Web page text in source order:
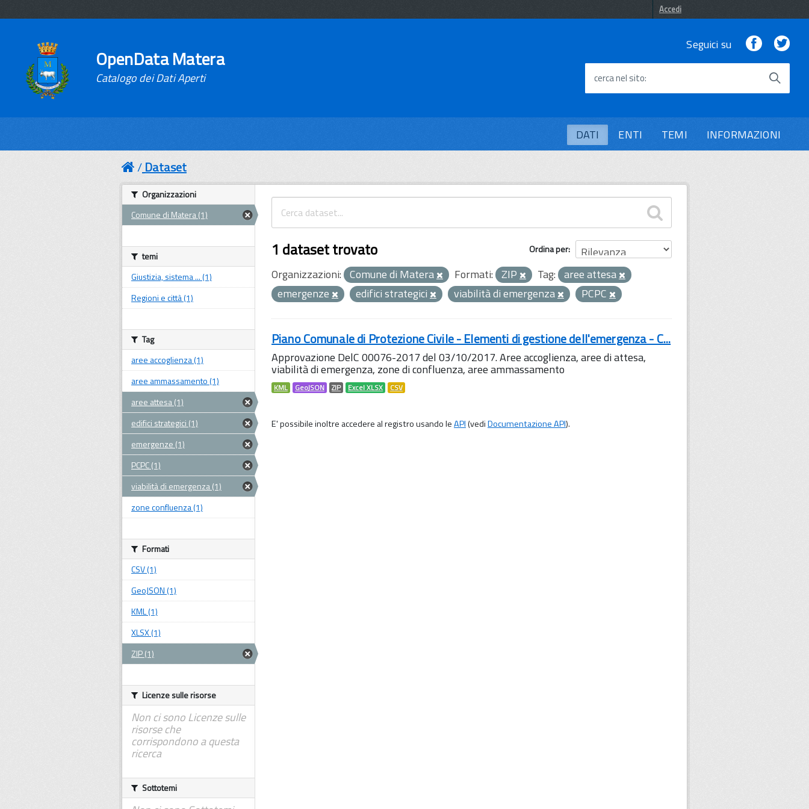
Accedi
OpenData Matera
Catalogo dei Dati Aperti
Seguici su Facebook
cerca nel sito
DATI ENTI TEMI INFORMAZIONI
Dataset
Ordina per
1 dataset trovato
Organizzazioni: Comune di Matera Formati: ZIP Tag: aree attesa
emergenze
edifici strategici viabilità di emergenza PCPC
Piano Comunale di Protezione Civile - Elementi di gestione dell'emergenza - C...
Approvazione DelC 00076-2017 del 03/10/2017. Aree accoglienza, aree di attesa,
viabilità di emergenza, zone di confluenza, aree ammassamento
KML GeoJSON ZIP Excel XLSX CSV
E' possibile inoltre accedere al registro usando leAPI(vediDocumentazione API).
Organizzazioni
Comune di Matera (1)
temi
Giustizia, sistema ... (1)
Regioni e città (1)
Tag
aree accoglienza (1)
aree ammassamento (1)
aree attesa (1)
edifici strategici (1)
emergenze (1)
PCPC (1)
viabilità di emergenza (1)
zone confluenza (1)
Formati
CSV (1)
GeoJSON (1)
KML (1)
XLSX (1)
ZIP (1)
Licenze sulle risorse
Non ci sono Licenze sulle
risorse che
corrispondono a questa
ricerca
Sottotemi